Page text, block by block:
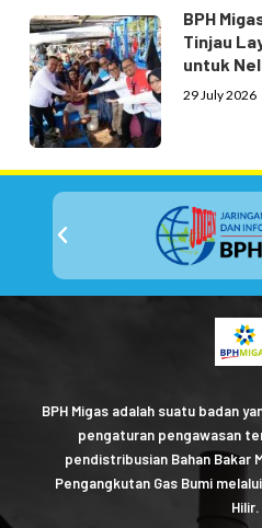
BPH
Tinjau
untuk
29 July 2026
BPH Migas adalah suatu badan
pengaturan pengawasan
pendistribusian Bahan Bakar
Pengangkutan Gas Bumi
Hilir.